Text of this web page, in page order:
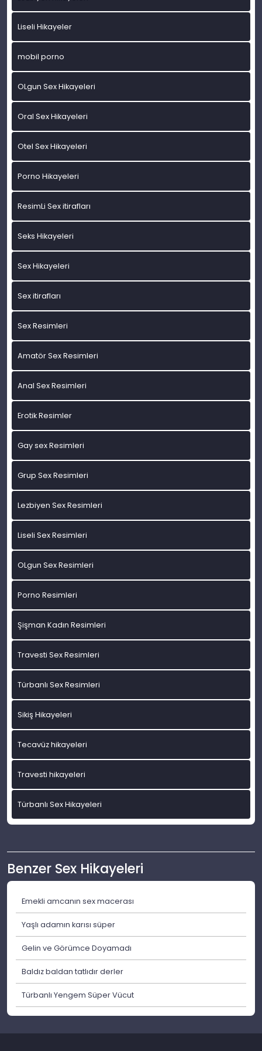
Liseli Hikayeler
mobil porno
OLgun Sex Hikayeleri
Oral Sex Hikayeleri
Otel Sex Hikayeleri
Porno Hikayeleri
ResimLi Sex itirafları
Seks Hikayeleri
Sex Hikayeleri
Sex itirafları
Sex Resimleri
Amatör Sex Resimleri
Anal Sex Resimleri
Erotik Resimler
Gay sex Resimleri
Grup Sex Resimleri
Lezbiyen Sex Resimleri
Liseli Sex Resimleri
OLgun Sex Resimleri
Porno Resimleri
Şişman Kadın Resimleri
Travesti Sex Resimleri
Türbanlı Sex Resimleri
Sikiş Hikayeleri
Tecavüz hikayeleri
Travesti hikayeleri
Türbanlı Sex Hikayeleri
Benzer Sex Hikayeleri
Emekli amcanın sex macerası
Yaşlı adamın karısı süper
Gelin ve Görümce Doyamadı
Baldız baldan tatlıdır derler
Türbanlı Yengem Süper Vücut